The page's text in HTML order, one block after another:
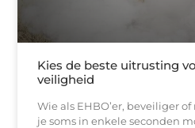
Kies de beste uitrusting
veiligheid
Wie als EHBO’er, beveiliger
je soms in enkele seconden